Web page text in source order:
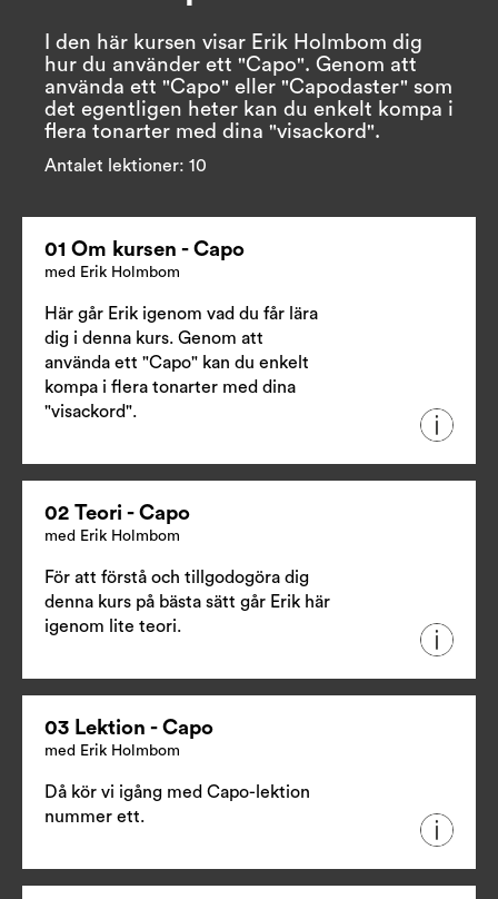
I den här kursen visar Erik Holmbom dig
hur du använder ett "Capo". Genom att
använda ett "Capo" eller "Capodaster" som
det egentligen heter kan du enkelt kompa i
flera tonarter med dina "visackord".
Antalet lektioner: 10
01 Om kursen - Capo
med Erik Holmbom
Här går Erik igenom vad du får lära
dig i denna kurs. Genom att
använda ett "Capo" kan du enkelt
kompa i flera tonarter med dina
"visackord".
02 Teori - Capo
med Erik Holmbom
För att förstå och tillgodogöra dig
denna kurs på bästa sätt går Erik här
igenom lite teori.
03 Lektion - Capo
med Erik Holmbom
Då kör vi igång med Capo-lektion
nummer ett.